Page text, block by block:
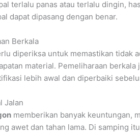
terlalu panas atau terlalu dingin,
dapat dipasang dengan benar.
Berkala
diperiksa untuk memastikan tidak
material. Pemeliharaan
lebih awal dan diperbaiki
Jalan
memberikan banyak keuntungan,
awet dan tahan lama. Di samping